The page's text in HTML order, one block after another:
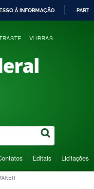
À INFORMAÇÃO
VLIBRAS
Editais Licitações